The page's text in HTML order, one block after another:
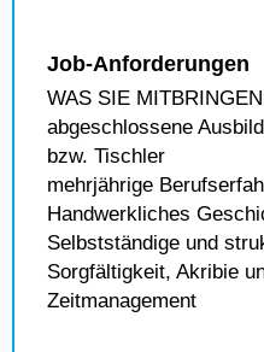
Job-Anforderungen
WAS SIE
abgeschlossene
bzw. Tischler
mehrjährige
Handwerkliches
Selbstständige und
Sorgfältigkeit, Akribie
Zeitmanagement